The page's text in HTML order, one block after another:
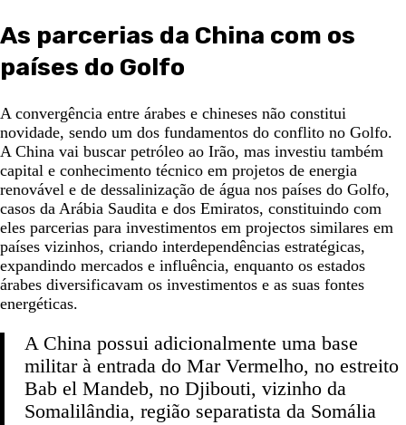
As parcerias da China com os
países do Golfo
A convergência entre árabes e chineses não constitui
novidade, sendo um dos fundamentos do conflito no Golfo.
A China vai buscar petróleo ao Irão, mas investiu também
capital e conhecimento técnico em projetos de energia
renovável e de dessalinização de água nos países do Golfo,
casos da Arábia Saudita e dos Emiratos, constituindo com
eles parcerias para investimentos em projectos similares em
países vizinhos, criando interdependências estratégicas,
expandindo mercados e influência, enquanto os estados
árabes diversificavam os investimentos e as suas fontes
energéticas.
A China possui adicionalmente uma base
militar à entrada do Mar Vermelho, no estreito
Bab el Mandeb, no Djibouti, vizinho da
Somalilândia, região separatista da Somália